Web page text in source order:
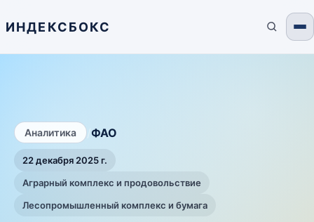
ИНДЕКСБОКС
Аналитика ФАО
22 декабря 2025 г.
Аграрный комплекс и продовольствие
Лесопромышленный комплекс и бумага